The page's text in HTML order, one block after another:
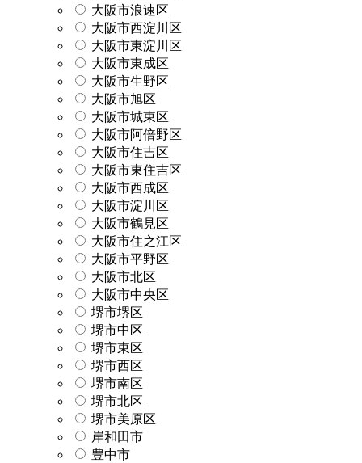
大阪市浪速区
大阪市西淀川区
大阪市東淀川区
大阪市東成区
大阪市生野区
大阪市旭区
大阪市城東区
大阪市阿倍野区
大阪市住吉区
大阪市東住吉区
大阪市西成区
大阪市淀川区
大阪市鶴見区
大阪市住之江区
大阪市平野区
大阪市北区
大阪市中央区
堺市堺区
堺市中区
堺市東区
堺市西区
堺市南区
堺市北区
堺市美原区
岸和田市
豊中市